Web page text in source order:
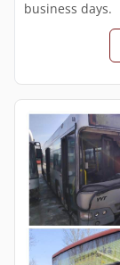
business days.